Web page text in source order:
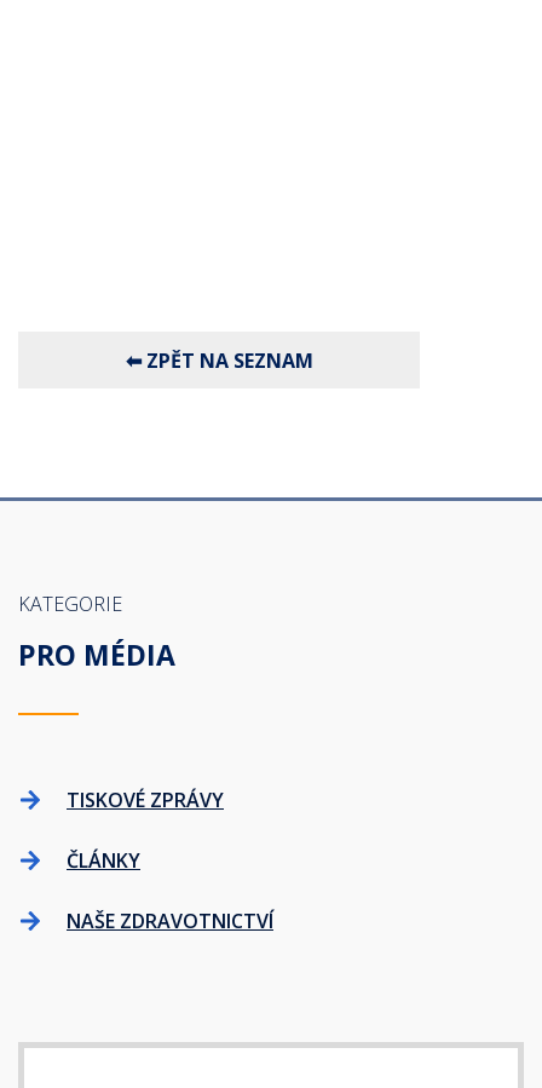
KATEGORIE
PRO MÉDIA
TISKOVÉ ZPRÁVY
ČLÁNKY
NAŠE ZDRAVOTNICTVÍ